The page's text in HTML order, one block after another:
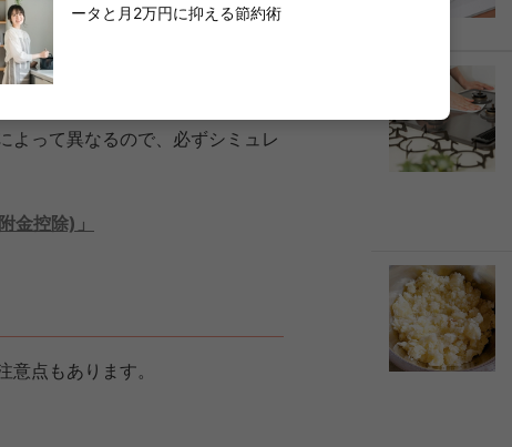
翌年の住民税や所得税から引か
け取る」ことになる
よって異なるので、必ずシミュレ
金控除)」
点もあります。
ータと月2万円に抑える節約術